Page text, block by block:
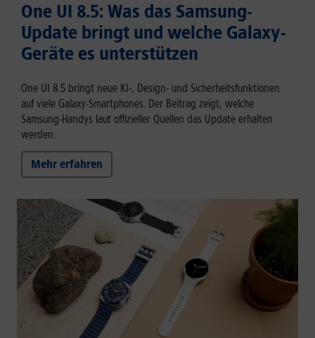
One UI 8.5: Was das Samsung-
Update bringt und welche Galaxy-
Geräte es unterstützen
One UI 8.5 bringt neue KI-, Design- und Sicherheitsfunktionen
auf viele Galaxy-Smartphones. Der Beitrag zeigt, welche
Samsung-Handys laut offizieller Quellen das Update erhalten
werden.
Mehr erfahren